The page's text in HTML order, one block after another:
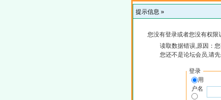
提示信息 »
您没有登录或者您没有权
读取数据错误,原因：
您还不是论坛会员,请
登录
用
户名